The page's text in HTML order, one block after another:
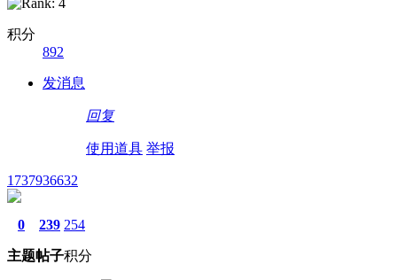
积分
892
发消息
回复
使用道具 举报
1737936632
0
主题
239
帖子
254
积分